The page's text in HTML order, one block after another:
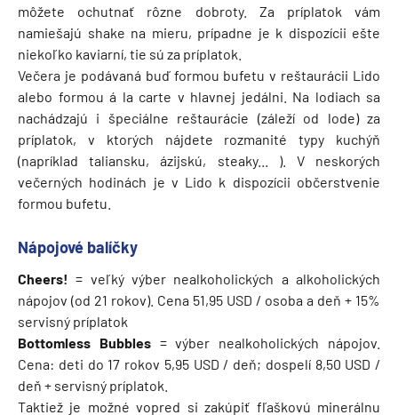
môžete ochutnať rôzne dobroty. Za príplatok vám
namiešajú shake na mieru, prípadne je k dispozícii ešte
niekoľko kaviarní, tie sú za príplatok.
Večera je podávaná buď formou bufetu v reštaurácii Lido
alebo formou á la carte v hlavnej jedálni. Na lodiach sa
nachádzajú i špeciálne reštaurácie (záleží od lode) za
príplatok, v ktorých nájdete rozmanité typy kuchýň
(napríklad taliansku, ázijskú, steaky... ). V neskorých
večerných hodinách je v Lido k dispozícii občerstvenie
formou bufetu.
Nápojové balíčky
Cheers! = veľký výber nealkoholických a alkoholických
nápojov (od 21 rokov). Cena 51,95 USD / osoba a deň + 15%
servisný príplatok
Bottomless Bubbles = výber nealkoholických nápojov.
Cena: deti do 17 rokov 5,95 USD / deň; dospelí 8,50 USD /
deň + servisný príplatok.
Taktiež je možné vopred si zakúpiť fľaškovú minerálnu